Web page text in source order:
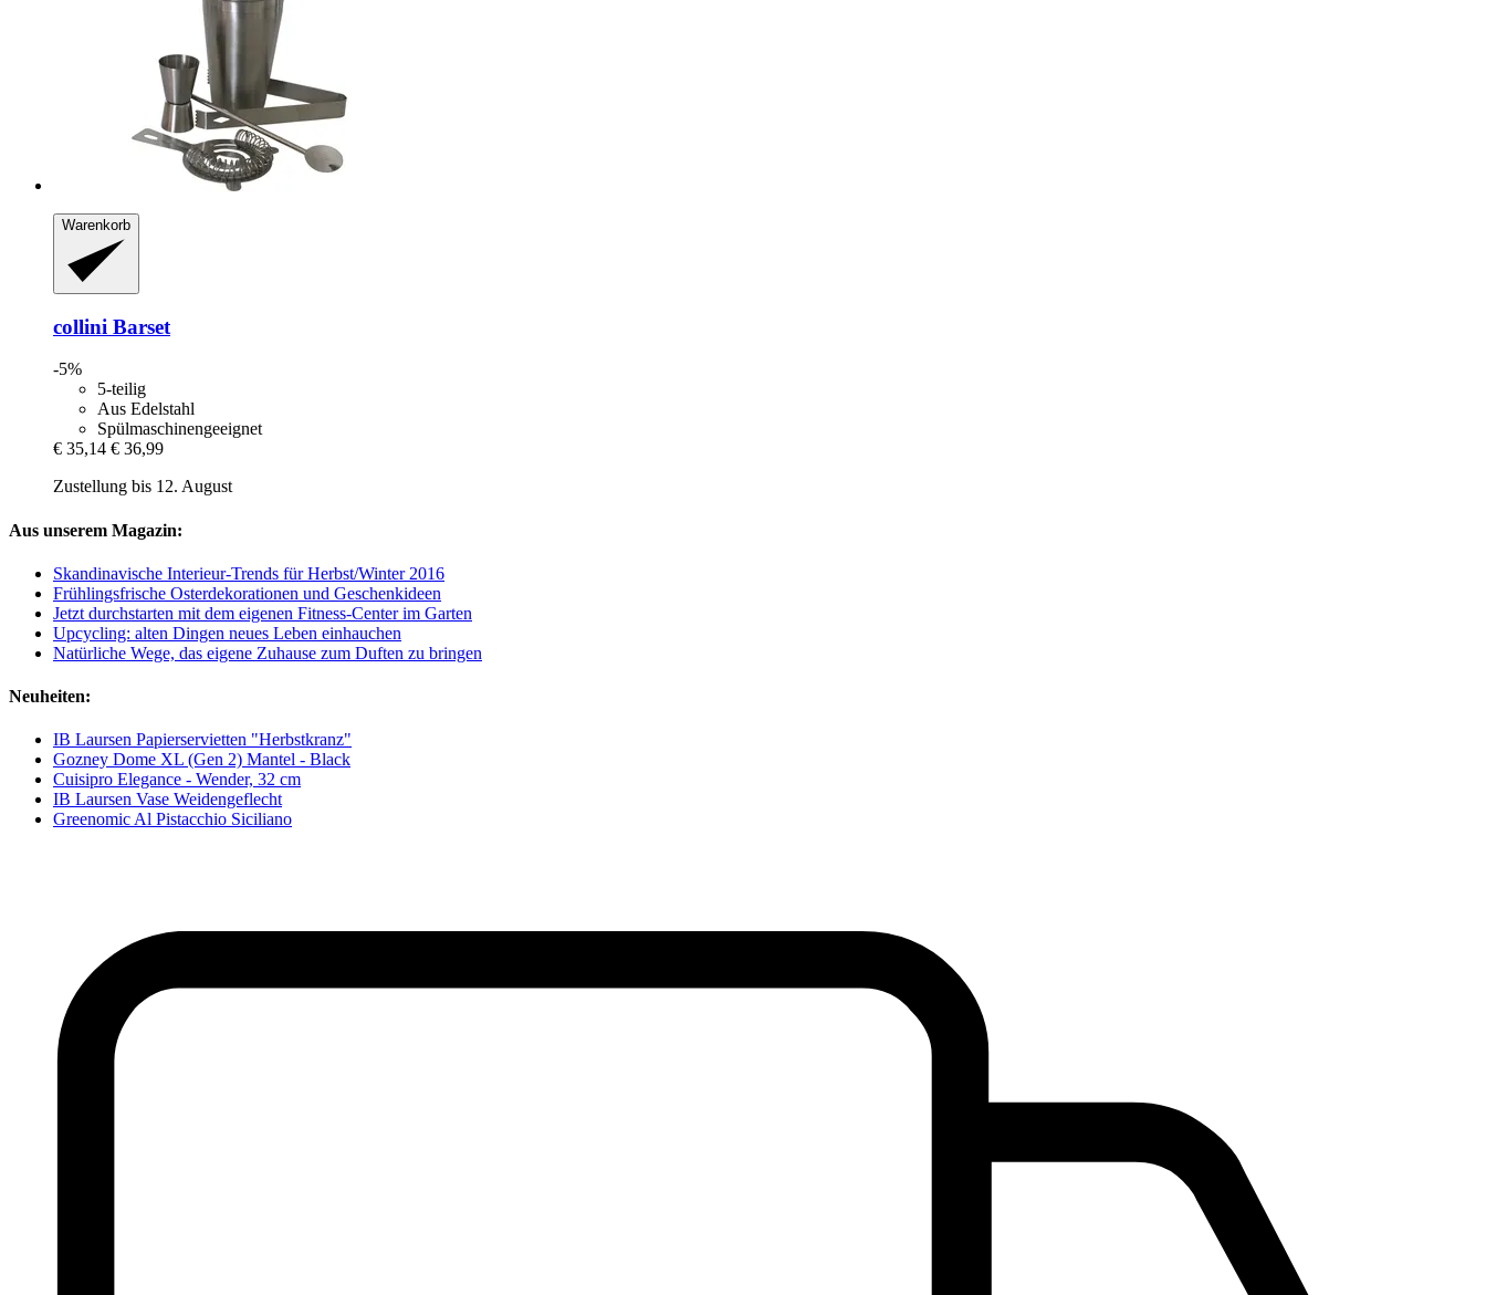
Warenkorb
collini Barset
-5%
5-teilig
Aus Edelstahl
Spülmaschinengeeignet
€ 35,14 € 36,99
Zustellung bis 12. August
Aus unserem Magazin:
Skandinavische Interieur-Trends für Herbst/Winter 2016
Frühlingsfrische Osterdekorationen und Geschenkideen
Jetzt durchstarten mit dem eigenen Fitness-Center im Garten
Upcycling: alten Dingen neues Leben einhauchen
Natürliche Wege, das eigene Zuhause zum Duften zu bringen
Neuheiten:
IB Laursen Papierservietten "Herbstkranz"
Gozney Dome XL (Gen 2) Mantel - Black
Cuisipro Elegance - Wender, 32 cm
IB Laursen Vase Weidengeflecht
Greenomic Al Pistacchio Siciliano